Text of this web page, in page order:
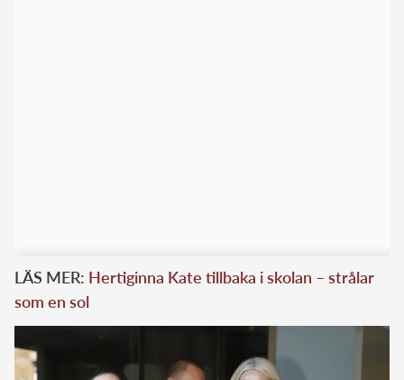
LÄS MER: Hertiginna Kate tillbaka i skolan – strålar
som en sol